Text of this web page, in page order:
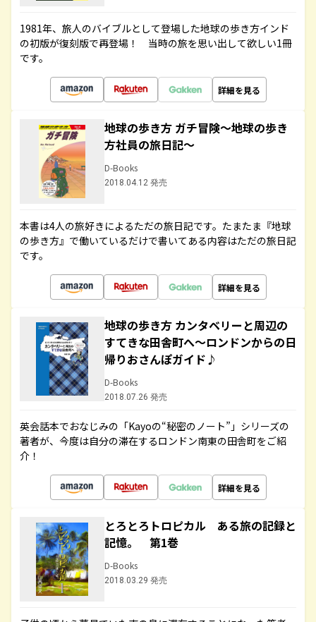
1981年、旅人のバイブルとして登場した地球の歩き方インド
の初版が復刻版で再登場！ 当時の旅を思い出して欲しい1冊
です。
詳細を見る
地球の歩き方 ガチ冒険～地球の歩き
方社員の旅日記～
D-Books
2018.04.12 発売
本書は4人の旅好きによるただの旅日記です。たまたま『地球
の歩き方』で働いているだけで書いてある内容はただの旅日記
です。
詳細を見る
地球の歩き方 カンタベリーと周辺の
すてきな田舎町へ～ロンドンからの日
帰りおさんぽガイド♪
D-Books
2018.07.26 発売
英会話本でおなじみの「Kayoの“秘密のノート”」シリーズの
著者が、今度は自分の滞在するロンドン南東の田舎町をご紹
介！
詳細を見る
とろとろトロピカル ある旅の記録と
記憶。 第1巻
D-Books
2018.03.29 発売